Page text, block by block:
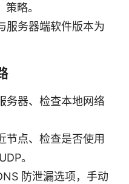
略。
服务器端软件版本为
务器、检查本地网络
节点、检查是否使用
。
防泄漏选项，手动